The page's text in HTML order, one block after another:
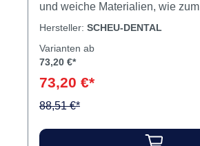
und weiche Materialien, wie
IMPRIMO® LC Splint flex oder
das Tray optimal geeignet für 3D-
Details und dünnen
Knirscherschienen oder
im Vergleich zum
Hersteller: SCHEU-DENTAL
Varianten ab
73,20 €*
73,20 €*
88,51 €*